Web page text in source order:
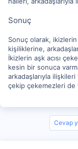
Sonuç
Sonuç olarak, ikizlerin
kişiliklerine,
İkizlerin aşk acısı
kesin bir sonuca
arkadaşlarıyla ilişkileri
çekip çekemezleri de
Cevap